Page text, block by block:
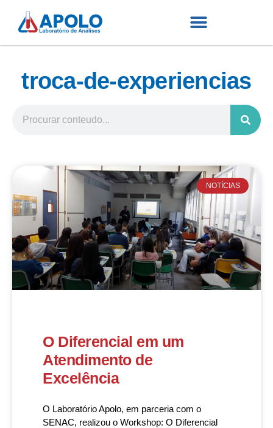
troca-de-experiencias
NOTÍCIAS
O Diferencial em um
Atendimento de
Excelência
O Laboratório Apolo, em parceria com o
SENAC, realizou o Workshop: O Diferencial